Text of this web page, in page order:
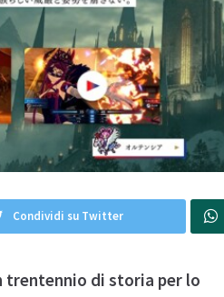
Condividi su Twitter
trentennio di storia per lo